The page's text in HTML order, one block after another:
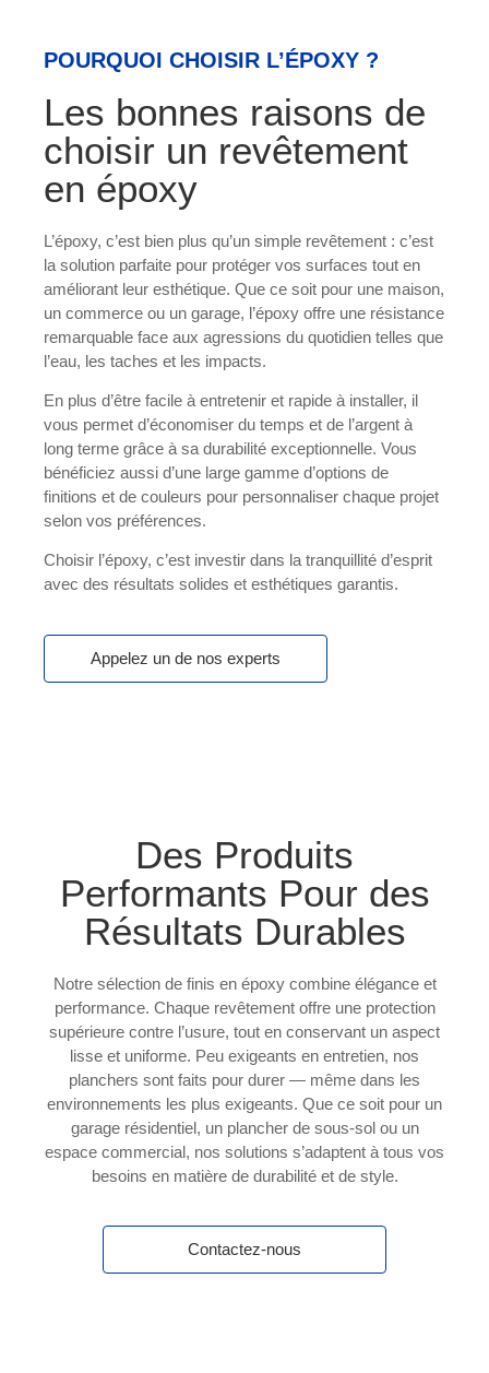
POURQUOI CHOISIR L’ÉPOXY ?
Les bonnes raisons de
choisir un revêtement
en époxy
L’époxy, c’est bien plus qu’un simple revêtement : c’est
la solution parfaite pour protéger vos surfaces tout en
améliorant leur esthétique. Que ce soit pour une maison,
un commerce ou un garage, l’époxy offre une résistance
remarquable face aux agressions du quotidien telles que
l’eau, les taches et les impacts.
En plus d’être facile à entretenir et rapide à installer, il
vous permet d’économiser du temps et de l’argent à
long terme grâce à sa durabilité exceptionnelle. Vous
bénéficiez aussi d’une large gamme d’options de
finitions et de couleurs pour personnaliser chaque projet
selon vos préférences.
Choisir l’époxy, c’est investir dans la tranquillité d’esprit
avec des résultats solides et esthétiques garantis.
Appelez un de nos experts
Des Produits
Performants Pour des
Résultats Durables​
Notre sélection de finis en époxy combine élégance et
performance. Chaque revêtement offre une protection
supérieure contre l’usure, tout en conservant un aspect
lisse et uniforme. Peu exigeants en entretien, nos
planchers sont faits pour durer — même dans les
environnements les plus exigeants. Que ce soit pour un
garage résidentiel, un plancher de sous-sol ou un
espace commercial, nos solutions s’adaptent à tous vos
besoins en matière de durabilité et de style.
Contactez-nous